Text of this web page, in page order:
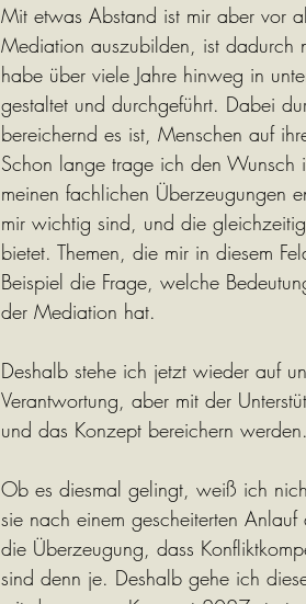
Mit etwas Abstand ist mir aber vor
Mediation auszubilden, ist dadurch
habe über viele Jahre hinweg in
gestaltet und durchgeführt. Dabei
bereichernd es ist, Menschen auf
Schon lange trage ich den Wunsch
meinen fachlichen Überzeugungen
mir wichtig sind, und die
bietet. Themen, die mir in diesem
Beispiel die Frage, welche
der Mediation hat.
Deshalb stehe ich jetzt wieder auf
Verantwortung, aber mit der
und das Konzept bereichern werden.
Ob es diesmal gelingt, weiß ich
sie nach einem gescheiterten
die Überzeugung, dass
sind denn je. Deshalb gehe ich